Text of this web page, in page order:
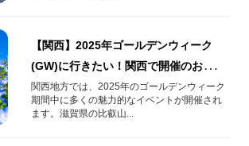
【関西】2025年ゴールデンウィーク
(GW)に行きたい！関西で開催のおすす
めイベントを一挙にご紹介!!
関西地方では、2025年のゴールデンウィーク
期間中に多くの魅力的なイベントが開催され
ます。滋賀県の比叡山...